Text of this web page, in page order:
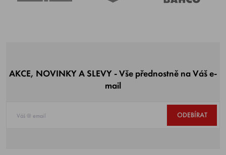
AKCE, NOVINKY A SLEVY - Vše přednostně na Váš e-
mail
ODEBÍRAT